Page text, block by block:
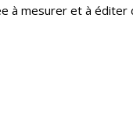
à mesurer et à